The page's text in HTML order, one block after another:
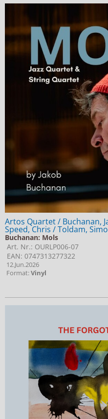
Artos Quartet / Buchanan,
Speed, Chris / Toldam,
Buchanan: Mols
Art. Nr.: OURLP006-07
EAN: 0747313277322
12.Jun.2026
Format:Vinyl